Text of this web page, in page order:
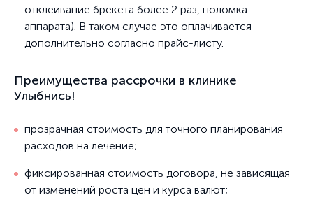
отклеивание брекета более 2 раз, поломка
аппарата). В таком случае это оплачивается
дополнительно согласно прайс-листу.
Преимущества рассрочки в клинике
Улыбнись!
прозрачная стоимость для точного планирования
расходов на лечение;
фиксированная стоимость договора, не зависящая
от изменений роста цен и курса валют;